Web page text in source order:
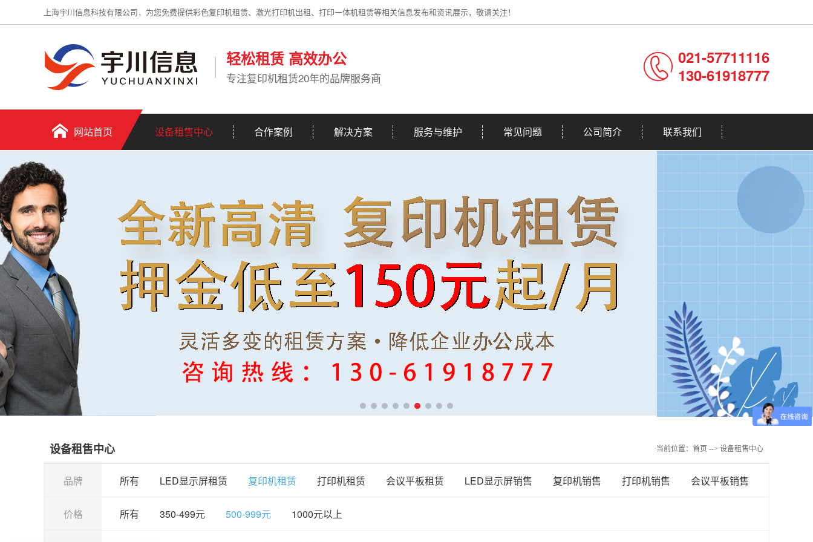
上海宇川信息科技有限公司，为您免费提供彩色复印机租赁、激光打印机出租、打印一体机租赁等相关信息发布和资讯展示，敬请关注！
轻松租赁 高效办公
专注复印机租赁20年的品牌服务商
021-57711116
130-61918777
网站首页 设备租售中心 合作案例 解决方案 服务与维护 常见问题 公司简介 联系我们
设备租售中心 当前位置： 首页 --> 设备租售中心
品牌 所有 LED显示屏租赁 复印机租赁 打印机租赁 会议平板租赁 LED显示屏销售 复印机销售 打印机销售 会议平板销售
价格 所有 350-499元 500-999元 1000元以上